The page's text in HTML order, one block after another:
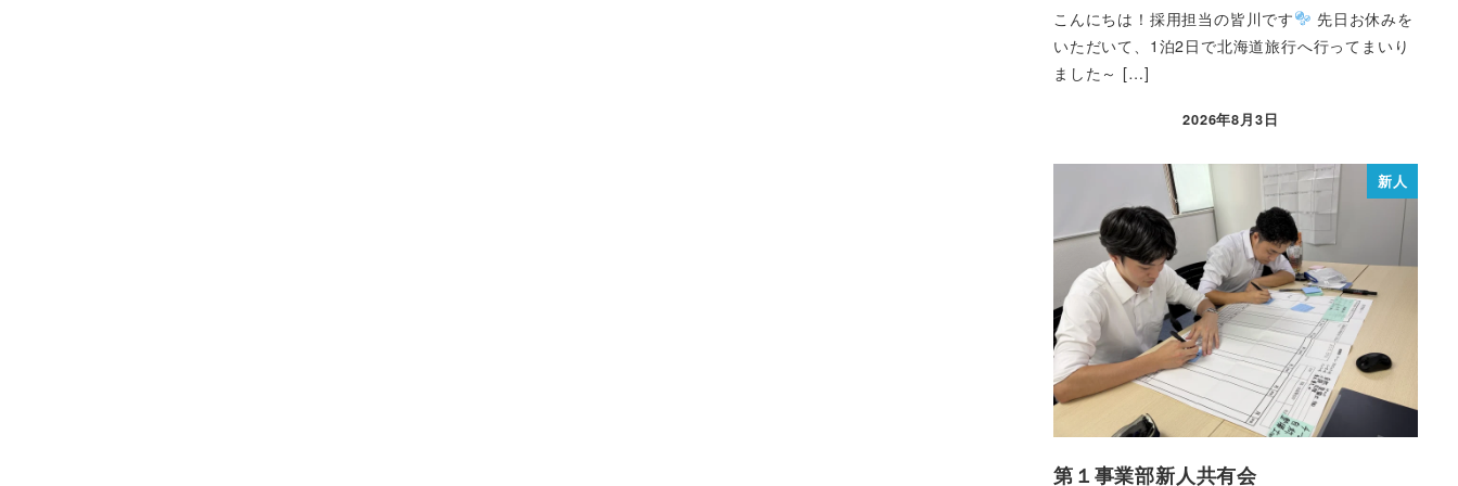
こんにちは！採用担当の皆川です
先日お休みを
いただいて、1泊2日で北海道旅行へ行ってまいり
ました～ […]
2026年8月3日
新人
第１事業部新人共有会